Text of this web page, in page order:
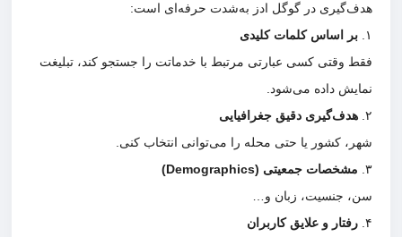
هدف‌گیری در گوگل ادز به‌شدت حرفه‌ای است:
۱.
بر اساس کلمات کلیدی
فقط وقتی کسی عبارتی مرتبط با خدماتت را جستجو کند، تبلیغت
نمایش داده می‌شود.
۲. هدف‌گیری دقیق جغرافیایی
شهر، کشور یا حتی محله را می‌توانی انتخاب کنی.
۳. مشخصات جمعیتی (Demographics)
سن، جنسیت، زبان و…
۴. رفتار و علایق کاربران